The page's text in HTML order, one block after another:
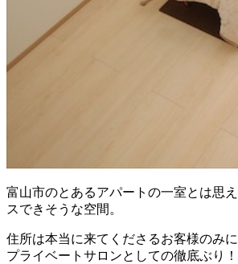
富山市のとあるアパートの一室とは思
スできそうな空間。
住所は本当に来てくださるお客様のみ
プライベートサロンとしての徹底ぶり！